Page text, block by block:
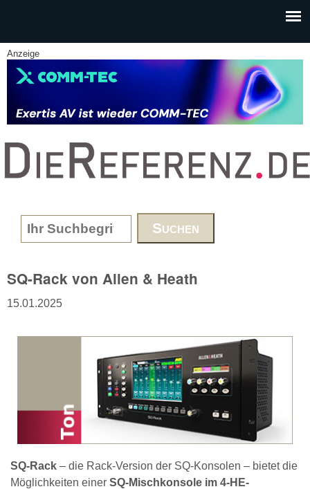
Anzeige
www.DieReferenz.de
Search form
SQ-Rack von Allen & Heath
15.01.2025
SQ-Rack – die Rack-Version der SQ-Konsolen – bietet die
Möglichkeiten einer SQ-Mischkonsole im 4-HE-